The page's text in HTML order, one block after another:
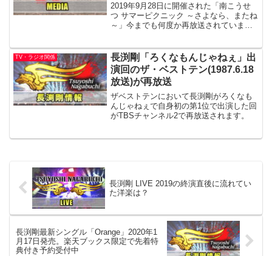
2019年9月28日に開催された「南こうせ
つ サマーピクニック ～さよなら、またね
～」今までも何度か再放送されています
ナルNHK BS4K15:50～17:...
TV・ラジオ関係
長渕剛「ろくなもんじゃねぇ」出
演回のザ・ベストテン(1987.6.18
放送)が再放送
ザベストテンにおいて長渕剛がろくなも
んじゃねぇで自身初の第1位で出演した回
がTBSチャンネル2で再放送されます。
長渕剛 LIVE 2019の終演直後に流れてい
た洋楽は？
長渕剛最新シングル「Orange」2020年1
月17日発売。楽天ブックス限定で先着特
典付き予約受付中